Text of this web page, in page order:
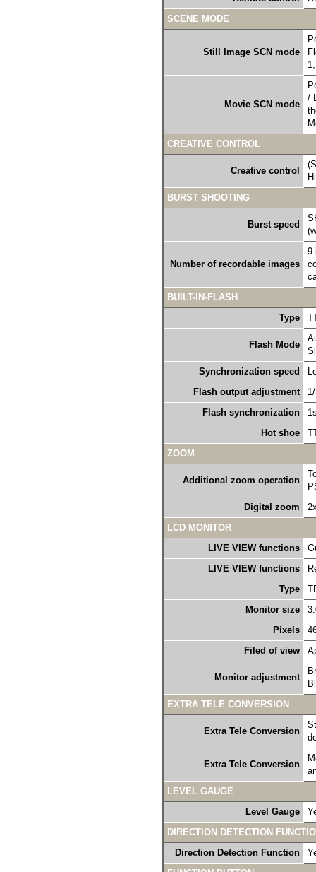
SCENE MODE
Still Image SCN mode
Movie SCN mode
/
CREATIVE CONTROL
Creative control
BURST SHOOTING
Burst speed
Number of recordable images
9
BUILT-IN-FLASH
Type
Flash Mode
Synchronization speed
Flash output adjustment
Flash synchronization
Hot shoe
ZOOM
Additional zoom operation
Digital zoom
LCD MONITOR
LIVE VIEW functions
LIVE VIEW functions
Type
Monitor size
Pixels
Filed of view
Monitor adjustment
EXTRA TELE CONVERSION
Extra Tele Conversion
Extra Tele Conversion
LEVEL GAUGE
Level Gauge
DIRECTION DETECTION
Direction Detection Function